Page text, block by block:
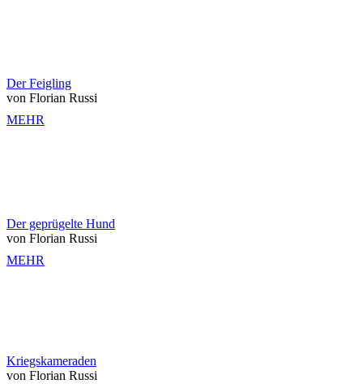
Der Feigling
von Florian Russi
MEHR
Der geprügelte Hund
von Florian Russi
MEHR
Kriegskameraden
von Florian Russi